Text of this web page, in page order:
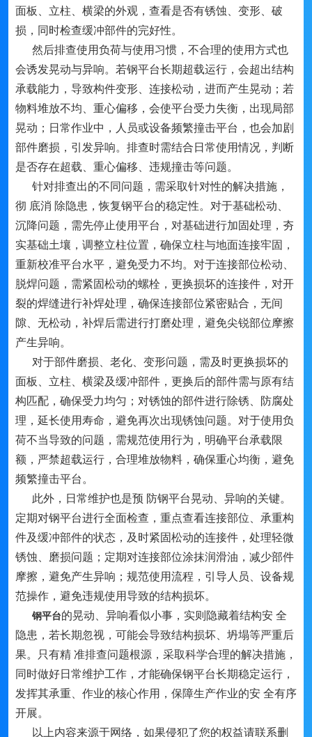
面板、立柱、横梁的外观，查看是否有锈蚀、变形、破
损，同时检查缓冲部件的完好性。
然后排查使用负荷与使用习惯，不合理的使用方式也
会诱发晃动与异响。若钢平台长期超载运行，会超出结构
承载能力，导致构件变形、连接松动，进而产生晃动；若
物料堆放不均、重心偏移，会使平台受力失衡，出现局部
晃动；日常作业中，人员或设备频繁撞击平台，也会加剧
部件磨损，引发异响。排查时需结合日常使用情况，判断
是否存在超载、重心偏移、违规撞击等问题。
针对排查出的不同问题，需采取针对性的解决措施，
彻 底消 除隐患，恢复钢平台的稳定性。对于基础松动、
沉降问题，需先停止使用平台，对基础进行加固处理，夯
实基础土壤，调整立柱位置，确保立柱与地面连接牢固，
重新校准平台水平，避免受力不均。对于连接部位松动、
脱焊问题，需紧固松动的螺栓，更换损坏的连接件，对开
裂的焊缝进行补焊处理，确保连接部位紧密贴合，无间
隙、无松动，补焊后需进行打磨处理，避免尖锐部位摩擦
产生异响。
对于部件磨损、老化、变形问题，需及时更换损坏的
面板、立柱、横梁及缓冲部件，更换后的部件需与原有结
构匹配，确保受力均匀；对锈蚀的部件进行除锈、防腐处
理，延长使用寿命，避免再次出现锈蚀问题。对于使用负
荷不当导致的问题，需规范使用行为，明确平台承载限
额，严禁超载运行，合理堆放物料，确保重心均衡，避免
频繁撞击平台。
此外，日常维护也是预 防钢平台晃动、异响的关键。
定期对钢平台进行全面检查，重点查看连接部位、承重构
件及缓冲部件的状态，及时紧固松动的连接件，处理轻微
锈蚀、磨损问题；定期对连接部位涂抹润滑油，减少部件
摩擦，避免产生异响；规范使用流程，引导人员、设备规
范操作，避免违规使用导致的结构损坏。
钢平台的晃动、异响看似小事，实则隐藏着结构安 全
隐患，若长期忽视，可能会导致结构损坏、坍塌等严重后
果。只有精 准排查问题根源，采取科学合理的解决措施，
同时做好日常维护工作，才能确保钢平台长期稳定运行，
发挥其承重、作业的核心作用，保障生产作业的安 全有序
开展。
以上内容来源于网络，如果侵犯了您的权益请联系删